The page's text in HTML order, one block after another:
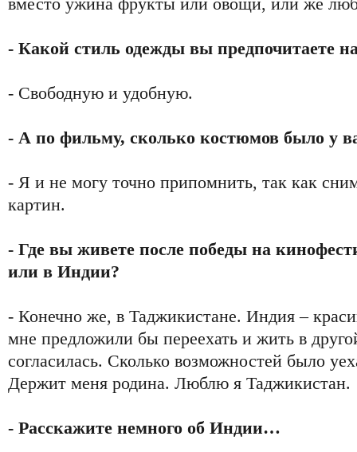
вместо ужина фрукты или овощи, или же
- Какой стиль одежды вы предпочитаете
- Свободную и удобную.
- А по фильму, сколько костюмов было у
- Я и не могу точно припомнить, так как
картин.
- Где вы живете после победы на
или в Индии?
- Конечно же, в Таджикистане. Индия –
мне предложили бы переехать и жить в
согласилась. Сколько возможностей было
Держит меня родина. Люблю я Таджикистан.
- Расскажите немного об Индии…